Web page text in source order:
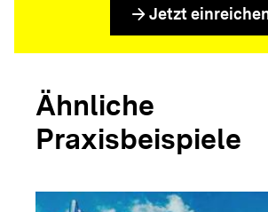
arrow_forward Jetzt
Ähnliche
Praxisbeispiele